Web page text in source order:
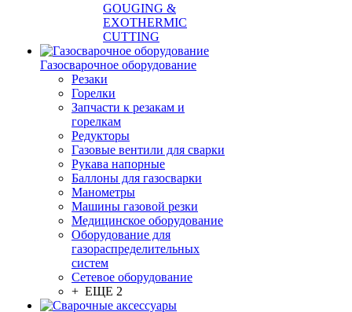
GOUGING &
EXOTHERMIC
CUTTING
Газосварочное оборудование
Резаки
Горелки
Запчасти к резакам и
горелкам
Редукторы
Газовые вентили для сварки
Рукава напорные
Баллоны для газосварки
Манометры
Машины газовой резки
Медицинское оборудование
Оборудование для
газораспределительных
систем
Сетевое оборудование
+ ЕЩЕ 2